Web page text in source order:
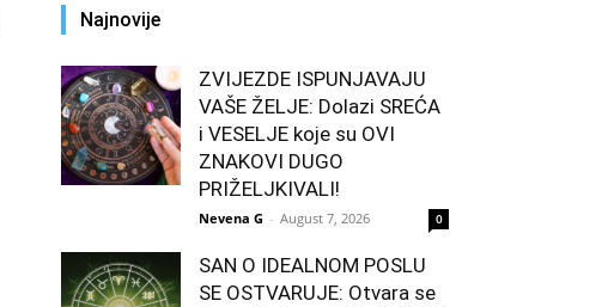
Najnovije
ZVIJEZDE ISPUNJAVAJU
VAŠE ŽELJE: Dolazi SREĆA
i VESELJE koje su OVI
ZNAKOVI DUGO
PRIŽELJKIVALI!
Nevena G - August 7, 2026 0
SAN O IDEALNOM POSLU
SE OSTVARUJE: Otvara se